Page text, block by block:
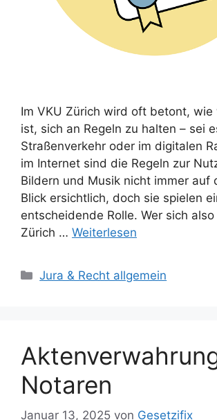
Im VKU Zürich wird oft betont, wie
ist, sich an Regeln zu halten – sei
Straßenverkehr oder im digitalen
im Internet sind die Regeln zur
Bildern und Musik nicht immer auf
Blick ersichtlich, doch sie spielen
entscheidende Rolle. Wer sich also
Zürich … Weiterlesen
Kategorien
Jura & Recht allgemein
Notaren
Januar 13, 2025 von Gesetzifix